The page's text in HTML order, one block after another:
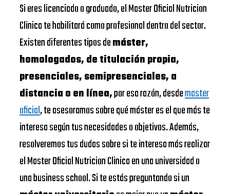
Si eres licenciado o graduado, el Master Oficial Nutricion
Clinica te habilitará como profesional dentro del sector.
Existen diferentes tipos demáster,
homologados, de titulación propia,
presenciales, semipresenciales, a
distancia o en línea,por esa razón, desdemaster
oficial, te asesoramos sobre qué máster es el que más te
interesa según tus necesidades o objetivos. Además,
resolveremos tus dudas sobre si te interesa más realizar
el Master Oficial Nutricion Clinica en una universidad o
una business school. Si te estás preguntando si un